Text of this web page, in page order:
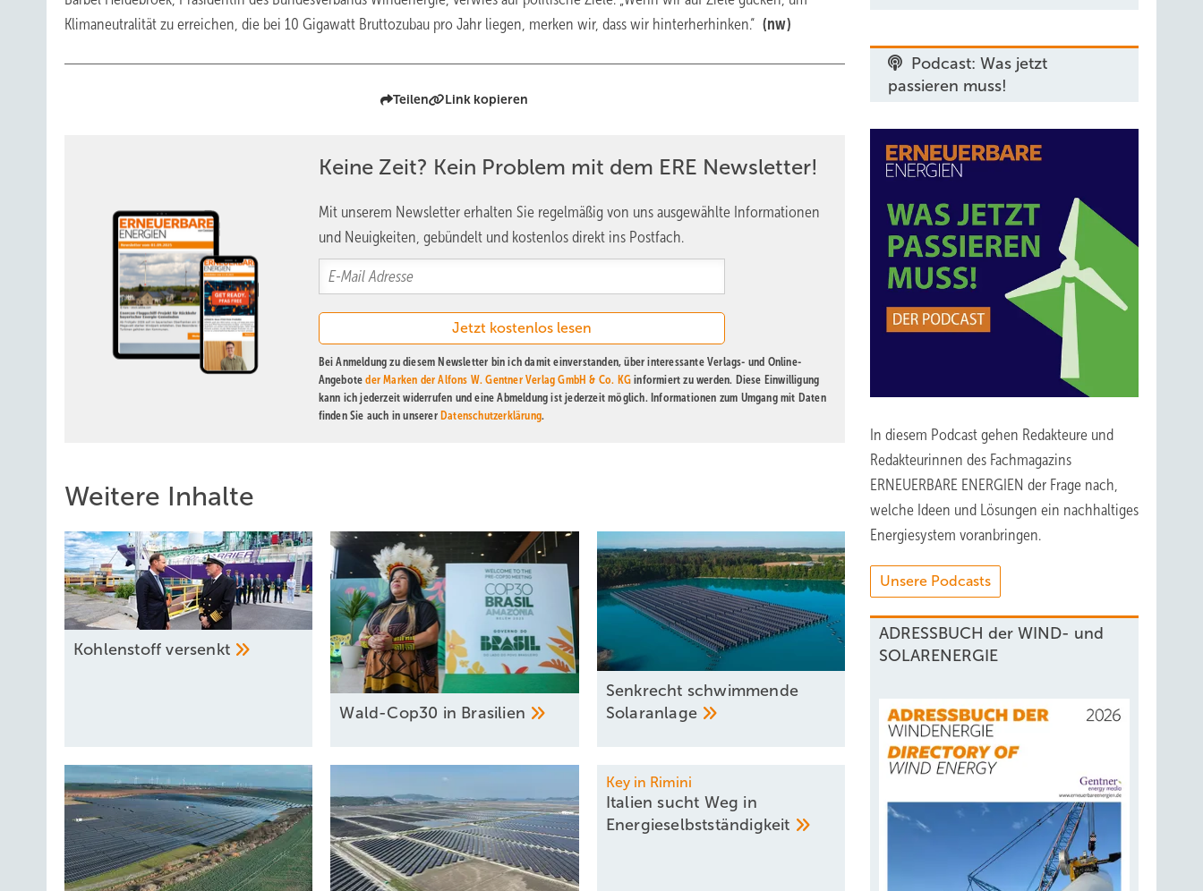
Klimaneutralität zu erreichen, die bei 10 Gigawatt Bruttozubau pro Jahr liegen, merken wir, dass wir hinterherhinken.“ (nw)
Teilen Link kopieren
Keine Zeit? Kein Problem mit dem ERE Newsletter!
Mit unserem Newsletter erhalten Sie regelmäßig von uns ausgewählte Informationen
und Neuigkeiten, gebündelt und kostenlos direkt ins Postfach.
Bei Anmeldung zu diesem Newsletter bin ich damit einverstanden, über interessante Verlags- und Online-
Angeboteder Marken der Alfons W. Gentner Verlag GmbH & Co. KG informiert zu werden. Diese Einwilligung
kann ich jederzeit widerrufen und eine Abmeldung ist jederzeit möglich. Informationen zum Umgang mit Daten
finden Sie auch in unserer Datenschutzerklärung.
Weitere Inhalte
Kohlenstoffversenkt
Wald-Cop30 in Brasilien
Senkrecht schwimmende
Solaranlage
Key in Rimini
Italien sucht Weg in
Energieselbstständigkeit
Podcast: Was jetzt
passieren muss!
In diesem Podcast gehen Redakteure und
Redakteurinnen des Fachmagazins
ERNEUERBARE ENERGIEN der Frage nach,
welche Ideen und Lösungen ein nachhaltiges
Energiesystem voranbringen.
Unsere Podcasts
ADRESSBUCH der WIND- und
SOLARENERGIE